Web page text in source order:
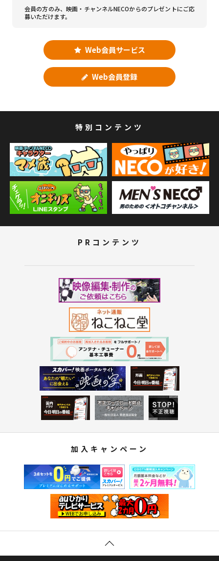
会員の方のみ、映画・チャンネルNECOからのプレゼントにご応
募いただけます。
Web会員サービス
Web会員登録
特別コンテンツ
PRコンテンツ
加入キャンペーン